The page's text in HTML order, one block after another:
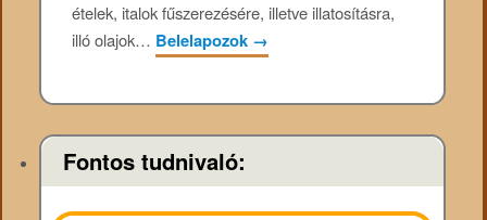
ételek, italok fűszerezésére, illetve illatosításra,
illó olajok… Belelapozok →
Fontos tudnivaló: